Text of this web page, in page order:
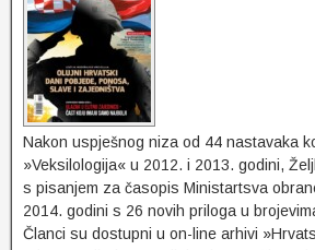
Nakon uspješnog niza od 44 nastavaka
»Veksilologija« u 2012. i 2013. godini,
s pisanjem za časopis Ministartsva
2014. godini s 26 novih priloga u
Članci su dostupni u on-line arhivi